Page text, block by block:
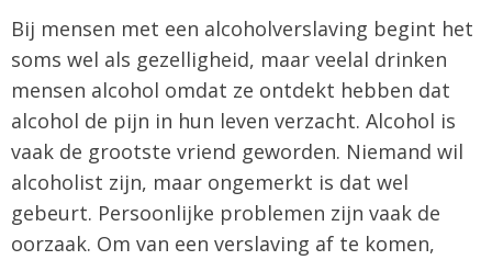
Bij mensen met een alcoholverslaving begint het
soms wel als gezelligheid, maar veelal drinken
mensen alcohol omdat ze ontdekt hebben dat
alcohol de pijn in hun leven verzacht. Alcohol is
vaak de grootste vriend geworden. Niemand wil
alcoholist zijn, maar ongemerkt is dat wel
gebeurt. Persoonlijke problemen zijn vaak de
oorzaak. Om van een verslaving af te komen,